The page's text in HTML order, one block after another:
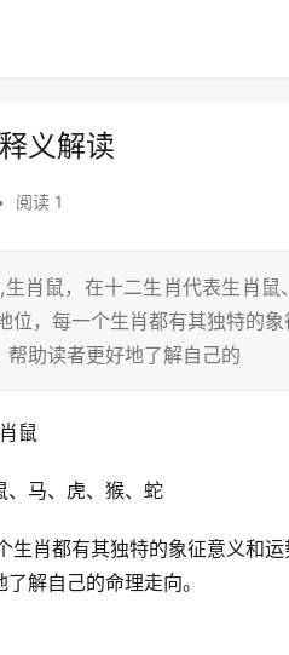
义解读
阅读 1
肖鼠，在十二生肖代表生肖
，每一个生肖都有其独特的
助读者更好地了解自己的
鼠
、马、虎、猴、蛇
肖都有其独特的象征意义和
解自己的命理走向。